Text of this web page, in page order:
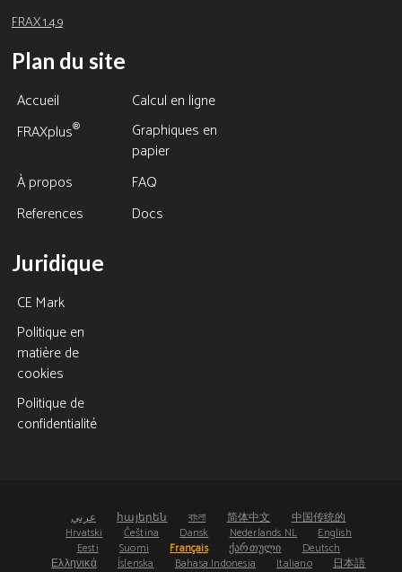
FRAX 1.4.9
Plan du site
Accueil
Calcul en ligne
FRAXplus®
Graphiques en
papier
À propos
FAQ
References
Docs
Juridique
CE Mark
Politique en
matière de
cookies
Politique de
confidentialité
عربي հայերեն বাংলা 简体中文
中国传统的
Hrvatski
Čeština Dansk Nederlands NL
English
Eesti
Suomi Français ქართული
Deutsch
Ελληνικά
Íslenska Bahasa Indonesia Italiano
日本語